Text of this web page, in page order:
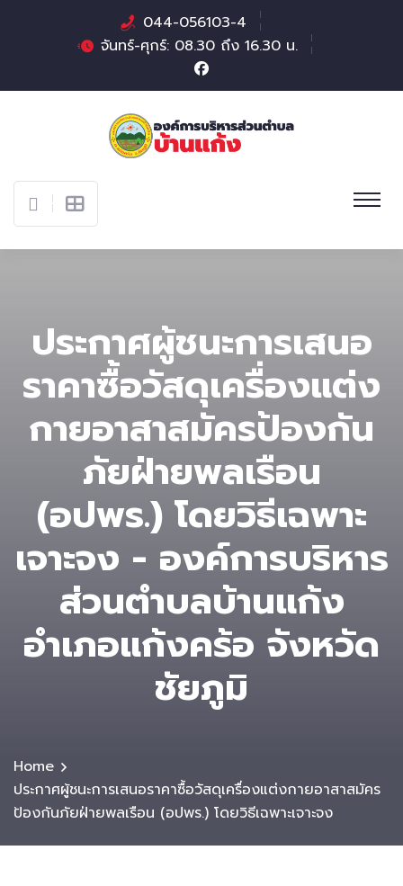
044-056103-4
จันทร์-ศุกร์: 08.30 ถึง 16.30 น.
ประกาศผู้ชนะการเสนอ
ราคาซื้อวัสดุเครื่องแต่ง
กายอาสาสมัครป้องกัน
ภัยฝ่ายพลเรือน
(อปพร.) โดยวิธีเฉพาะ
เจาะจง - องค์การบริหาร
ส่วนตําบลบ้านแก้ง
อำเภอแก้งคร้อ จังหวัด
ชัยภูมิ
Home
ประกาศผู้ชนะการเสนอราคาซื้อวัสดุเครื่องแต่งกายอาสาสมัคร
ป้องกันภัยฝ่ายพลเรือน (อปพร.) โดยวิธีเฉพาะเจาะจง